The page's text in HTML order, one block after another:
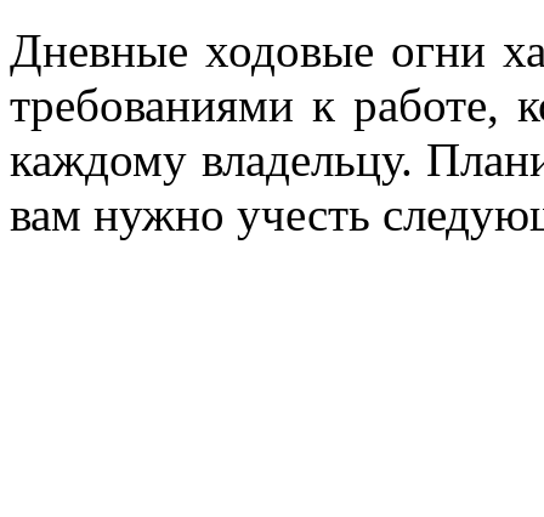
Дневные ходовые огни
требованиями к работе,
каждому владельцу.
вам нужно учесть